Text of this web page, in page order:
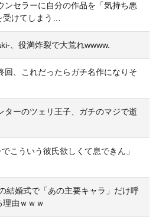
ンセラーに自分の作品を「気持ち悪
受けてしまう…
、役満炸裂で大荒れwwww.
回、これだったらガチ名作になりそ
ターのツェリ王子、ガチのマジで逝
こういう彼氏欲しくて息できん」
結婚式で「あの主要キャラ」だけ呼
理由ｗｗｗ